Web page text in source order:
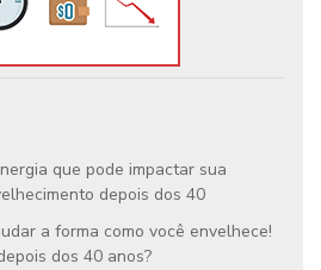
que pode impactar sua
depois dos 40
a forma como você envelhece!
dos 40 anos?